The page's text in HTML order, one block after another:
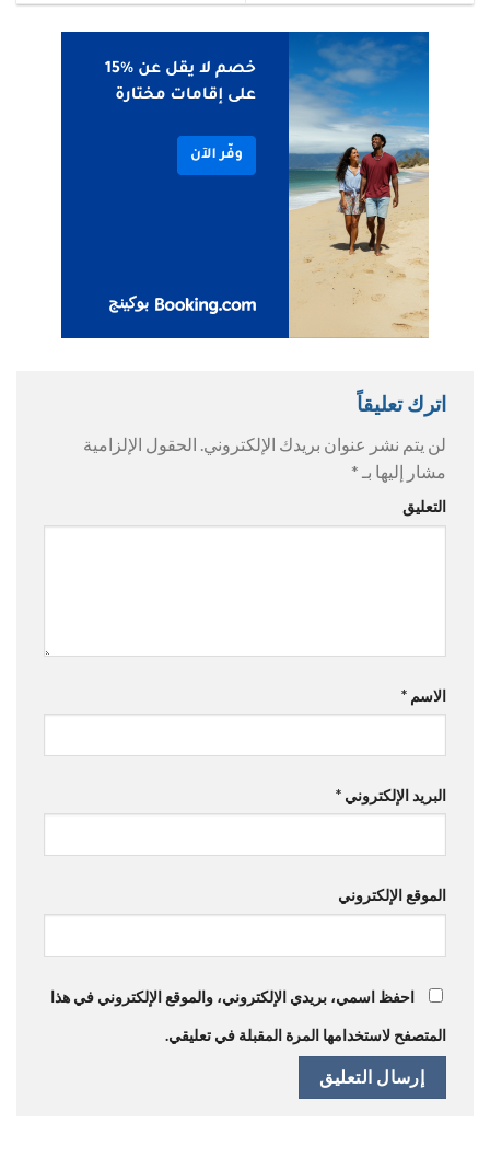
اترك تعليقاً
لن يتم نشر عنوان بريدك الإلكتروني. الحقول الإلزامية
مشار إليها بـ *
التعليق
الاسم *
البريد الإلكتروني *
الموقع الإلكتروني
احفظ اسمي، بريدي الإلكتروني، والموقع الإلكتروني في هذا
المتصفح لاستخدامها المرة المقبلة في تعليقي.